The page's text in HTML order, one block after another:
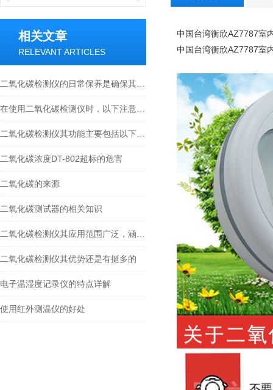
相关文章
RELEVANT ARTICLES
二氧化碳浓度DT-802超标的危害
二氧化碳的来源
二氧化碳测试器的相关知识
二氧化碳检测仪其优势还是有挺多的
电子温湿度记录仪的特点详解
使用红外测温仪的好处
中国台湾衡欣AZ7787室
中国台湾衡欣AZ7787室